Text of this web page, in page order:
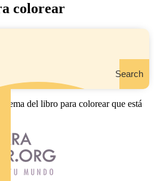
colorear
Search
tema del libro para colorear que está